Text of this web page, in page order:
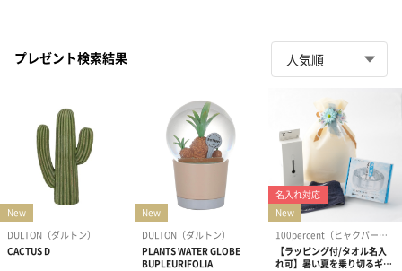
プレゼント検索結果